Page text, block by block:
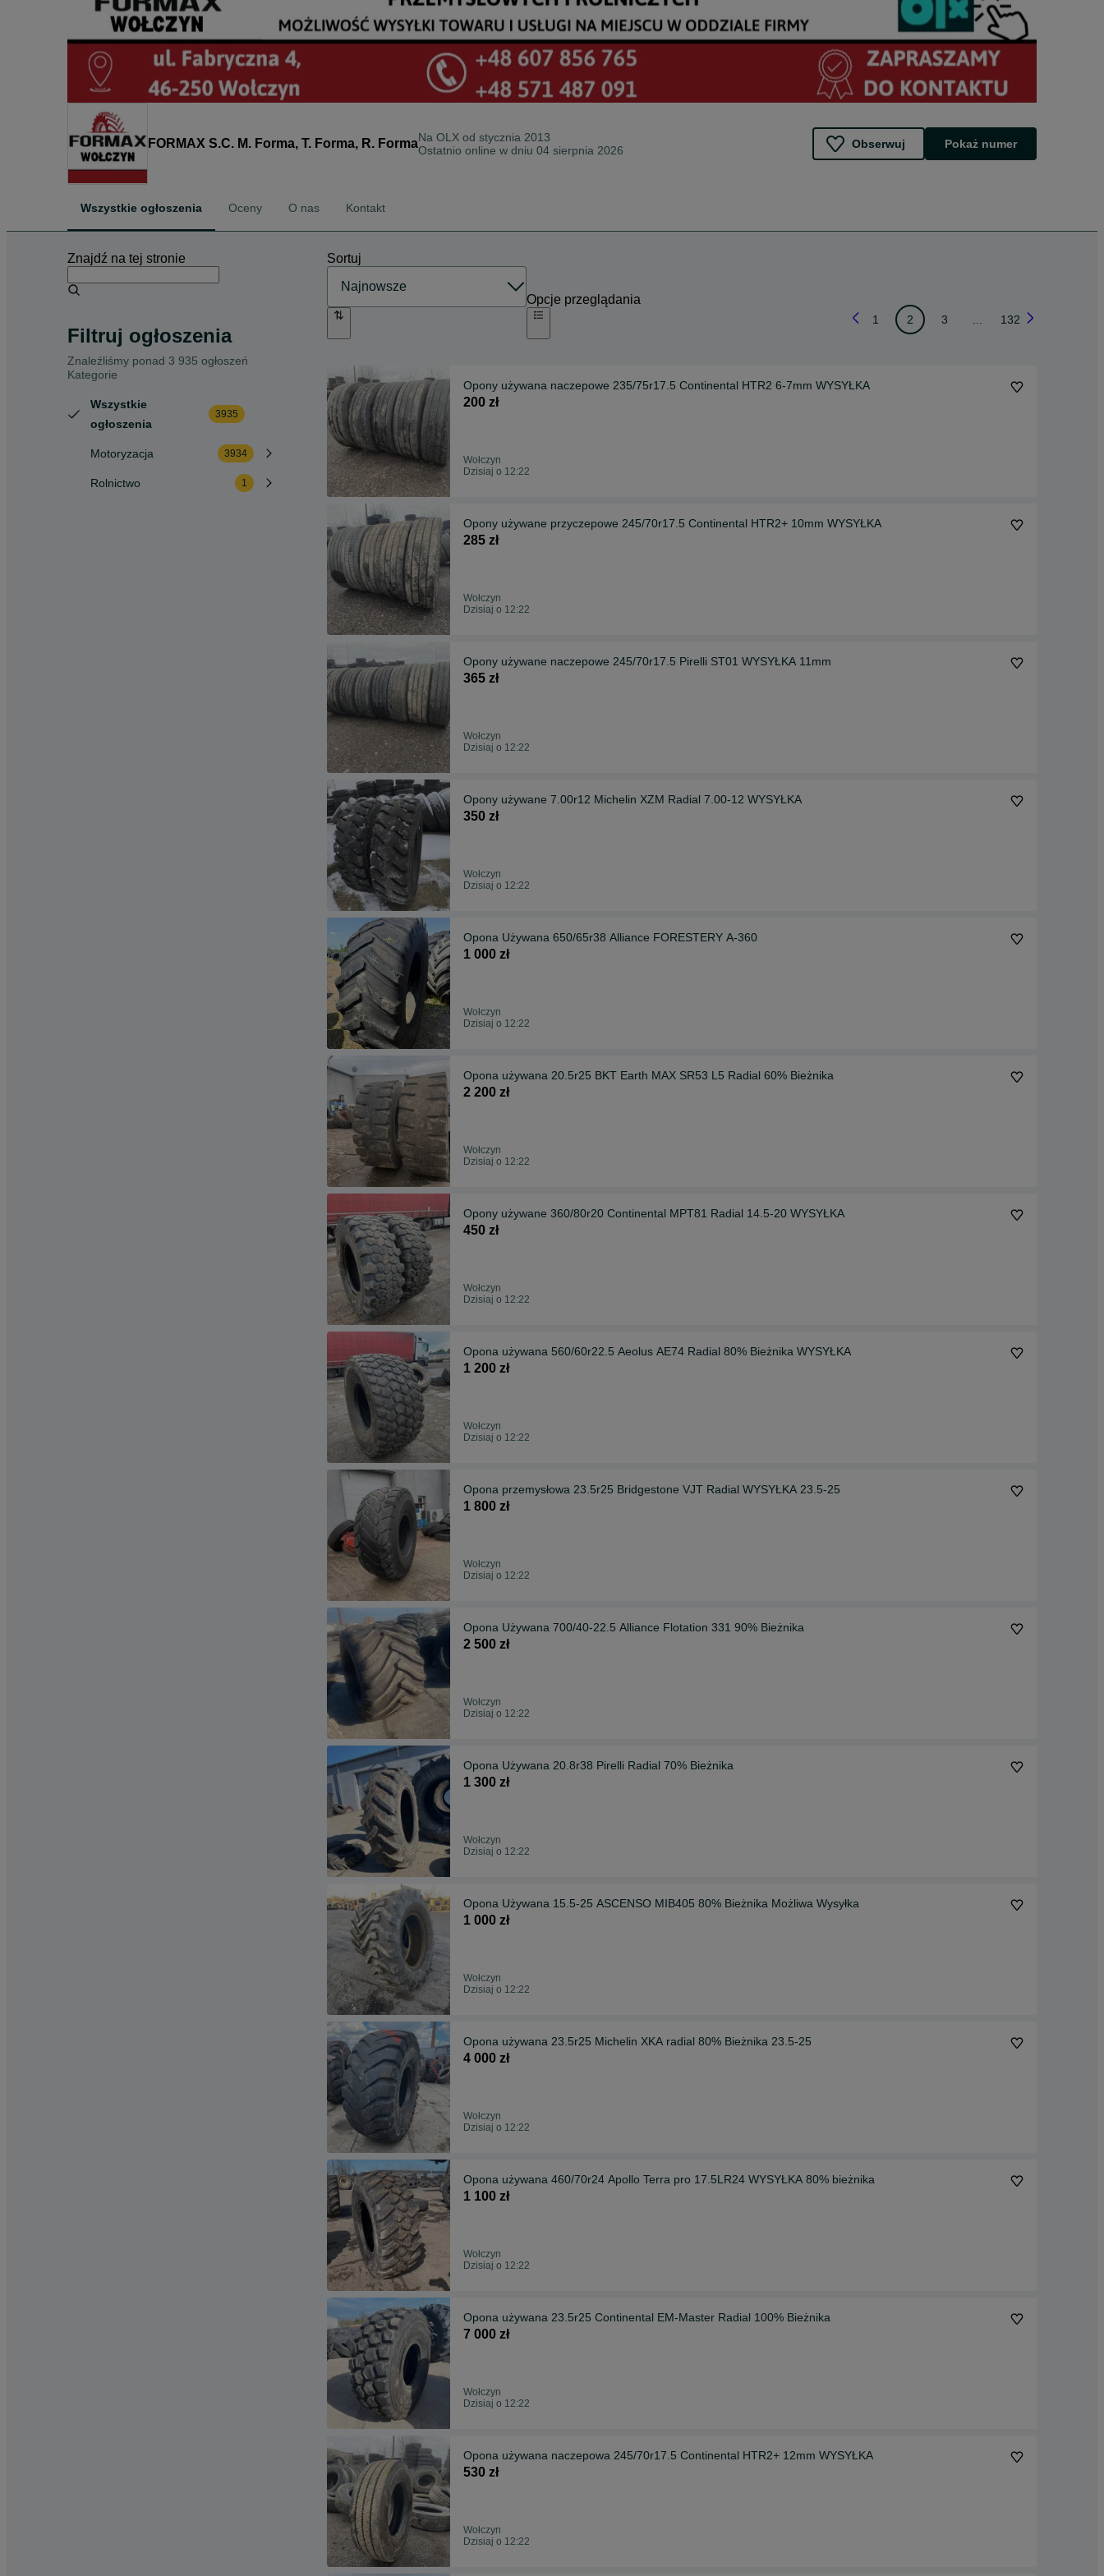
FORMAX S.C. M. Forma, T. Forma, R. FormaNa OLX od stycznia 2013
Ostatnio online w dniu 04 sierpnia 2026
Obserwuj Pokaż numer
Wszystkie ogłoszenia Oceny O nas Kontakt
Znajdź na tej stronie
Filtruj ogłoszenia
Znaleźliśmy ponad 3 935 ogłoszeń
Kategorie
Wszystkie
ogłoszenia
3935
Motoryzacja 3934
Rolnictwo 1
Sortuj
Opcje przeglądania
1 2 3 132
Opony używana naczepowe 235/75r17.5 Continental HTR2 6-7mm WYSYŁKA
200 zł
Wołczyn
Dzisiaj o 12:22
Opony używane przyczepowe 245/70r17.5 Continental HTR2+ 10mm WYSYŁKA
285 zł
Wołczyn
Dzisiaj o 12:22
Opony używane naczepowe 245/70r17.5 Pirelli ST01 WYSYŁKA 11mm
365 zł
Wołczyn
Dzisiaj o 12:22
Opony używane 7.00r12 Michelin XZM Radial 7.00-12 WYSYŁKA
350 zł
Wołczyn
Dzisiaj o 12:22
Opona Używana 650/65r38 Alliance FORESTERY A-360
1 000 zł
Wołczyn
Dzisiaj o 12:22
Opona używana 20.5r25 BKT Earth MAX SR53 L5 Radial 60% Bieżnika
2 200 zł
Wołczyn
Dzisiaj o 12:22
Opony używane 360/80r20 Continental MPT81 Radial 14.5-20 WYSYŁKA
450 zł
Wołczyn
Dzisiaj o 12:22
Opona używana 560/60r22.5 Aeolus AE74 Radial 80% Bieżnika WYSYŁKA
1 200 zł
Wołczyn
Dzisiaj o 12:22
Opona przemysłowa 23.5r25 Bridgestone VJT Radial WYSYŁKA 23.5-25
1 800 zł
Wołczyn
Dzisiaj o 12:22
Opona Używana 700/40-22.5 Alliance Flotation 331 90% Bieżnika
2 500 zł
Wołczyn
Dzisiaj o 12:22
Opona Używana 20.8r38 Pirelli Radial 70% Bieżnika
1 300 zł
Wołczyn
Dzisiaj o 12:22
Opona Używana 15.5-25 ASCENSO MIB405 80% Bieżnika Możliwa Wysyłka
1 000 zł
Wołczyn
Dzisiaj o 12:22
Opona używana 23.5r25 Michelin XKA radial 80% Bieżnika 23.5-25
4 000 zł
Wołczyn
Dzisiaj o 12:22
Opona używana 460/70r24 Apollo Terra pro 17.5LR24 WYSYŁKA 80% bieżnika
1 100 zł
Wołczyn
Dzisiaj o 12:22
Opona używana 23.5r25 Continental EM-Master Radial 100% Bieżnika
7 000 zł
Wołczyn
Dzisiaj o 12:22
Opona używana naczepowa 245/70r17.5 Continental HTR2+ 12mm WYSYŁKA
530 zł
Wołczyn
Dzisiaj o 12:22